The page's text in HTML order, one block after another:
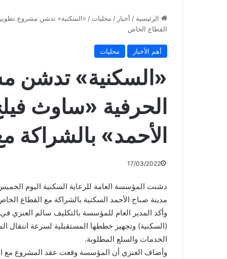
الرئيسية / أخبار / محليات / «السكنية» تدشن مشروع تطوير
القطاع الخاص
أهم الأخبار محليات
«السكنية» تدشن
الحرفية «ساوث
الأحمد» بالشراكة
17/03/2022
دشنت المؤسسة العامة للرعاية السكنية اليوم
مدينة صباح الأحمد السكنية بالشراكة مع القطاع الخاص على مساحة
وأكد المدير العام للمؤسسة بالتكليف سالم
(السكنية) وتجهيز خططها المستقبلية لسرعة انتقال
الخدمات والسلع المطلوبة.